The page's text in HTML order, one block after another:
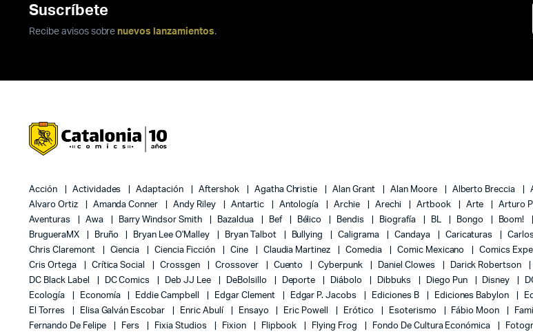
Suscríbete
Recibe avisos sobre nuevos lanzamientos.
Acción Actividades Adaptación Aftershok Agatha Christie Alan Grant Alan Moore Alberto Breccia
Alvaro Ortiz
Amanda Conner Andy Riley Antartic Antología Archie Arechi Artbook Arte Arturo
Aventuras
Awa Barry Windsor Smith Bazaldua Bef Bélico Bendis Biografía BL Bongo Boom!
BrugueraMX
Bruño Bryan Lee O'Malley Bryan Talbot Bullying Caligrama Candaya Caricaturas
Chris Claremont
Ciencia Ciencia Ficción Cine Claudia Martinez Comedia Comic Mexicano Comics
Cris Ortega
Crítica Social Crossgen Crossover Cuento Cyberpunk Daniel Clowes Darick Robertson
DC Black Label
DC Comics Deb JJ Lee DeBolsillo Deporte Diábolo Dibbuks Diego Pun Disney
Ecología
Economía Eddie Campbell Edgar Clement Edgar P. Jacobs Ediciones B Ediciones Babylon
El Torres
Elisa Galván Escobar Enric Abulí Ensayo Eric Powell Erótico Esoterismo Fábio Moon
Fernando De Felipe
Fers Fixia Studios Fixion Flipbook Flying Frog Fondo De Cultura Económica